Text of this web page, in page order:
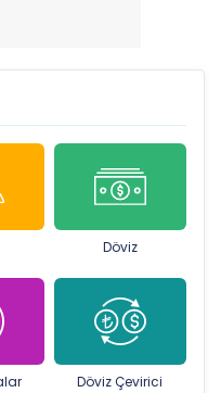
Döviz
Döviz Çevirici